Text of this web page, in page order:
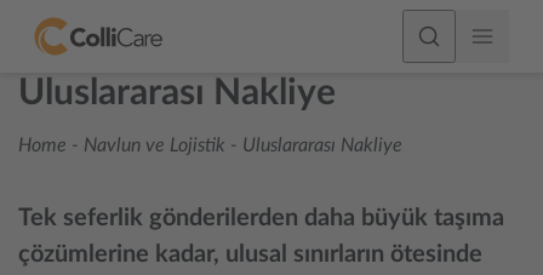
Uluslararası Nakliye
Home - Navlun ve Lojistik - Uluslararası Nakliye
Tek seferlik gönderilerden daha büyük taşıma
çözümlerine kadar, ulusal sınırların ötesinde